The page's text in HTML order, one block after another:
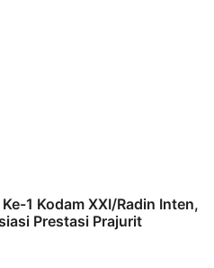
1 Kodam XXI/Radin Inten,
Prestasi Prajurit